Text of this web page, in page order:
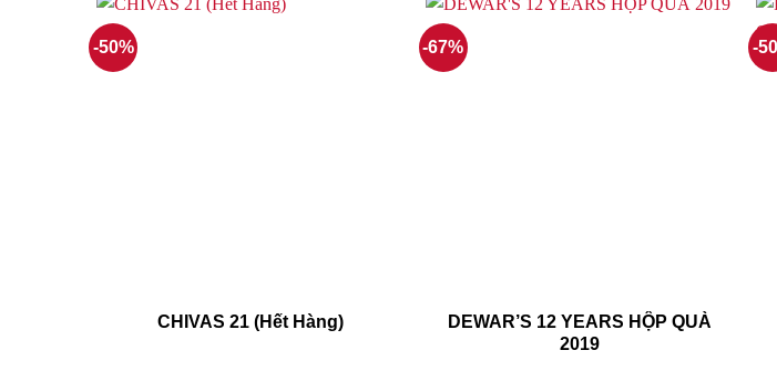
-50%
CHIVAS 21 (Hết Hàng)
-67%
DEWAR’S 12 YEARS HỘP QUÀ
2019
-